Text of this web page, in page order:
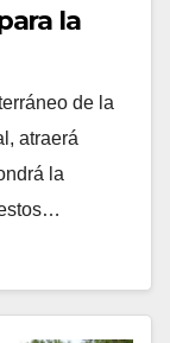
la
Vila
de la
atraerá
la